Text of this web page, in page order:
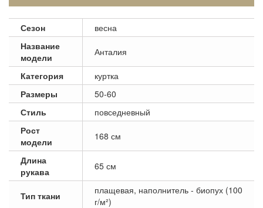
Сезон
весна
Название
модели
Анталия
Категория
куртка
Размеры
50-60
Стиль
повседневный
Рост
модели
168 см
Длина
рукава
65 см
Тип ткани
плащевая, наполнитель - биопух (100
г/м²)